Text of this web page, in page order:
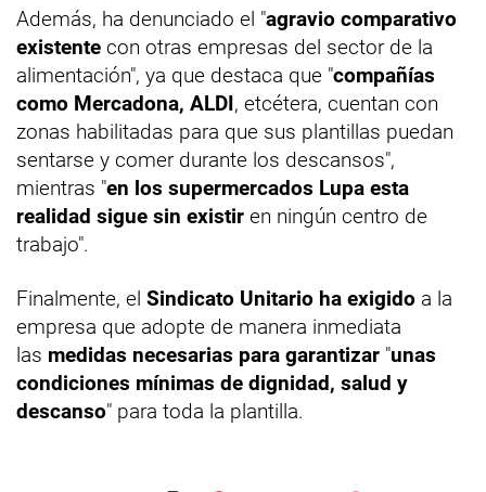
Además, ha denunciado el "agravio comparativo
existente con otras empresas del sector de la
alimentación", ya que destaca que "compañías
como Mercadona, ALDI, etcétera, cuentan con
zonas habilitadas para que sus plantillas puedan
sentarse y comer durante los descansos",
mientras "en los supermercados Lupa esta
realidad sigue sin existir en ningún centro de
trabajo".
Finalmente, el Sindicato Unitario ha exigido a la
empresa que adopte de manera inmediata
las medidas necesarias para garantizar "unas
condiciones mínimas de dignidad, salud y
descanso" para toda la plantilla.